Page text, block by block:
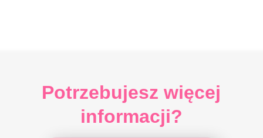
Potrzebujesz więcej
informacji?